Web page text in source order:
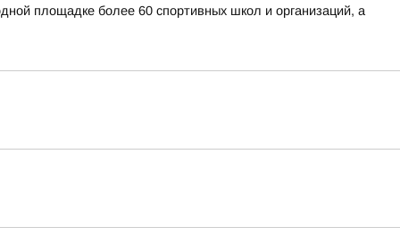
площадке более 60 спортивных школ и организаций, а